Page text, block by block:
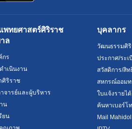
ทยศาสตร์ศิริราช
ล
กร
ำเนินงาน
ศิริราช
จารย์และผู้บริหาร
น
ยน
บุคลากร
วัฒนธรรมศิ
ประกาศ/ระเ
สวัสดิการ/สิ
สหกรณ์ออม
ใบแจ้งรายไ
ค้นหาเบอร์โ
Mail Mahidol